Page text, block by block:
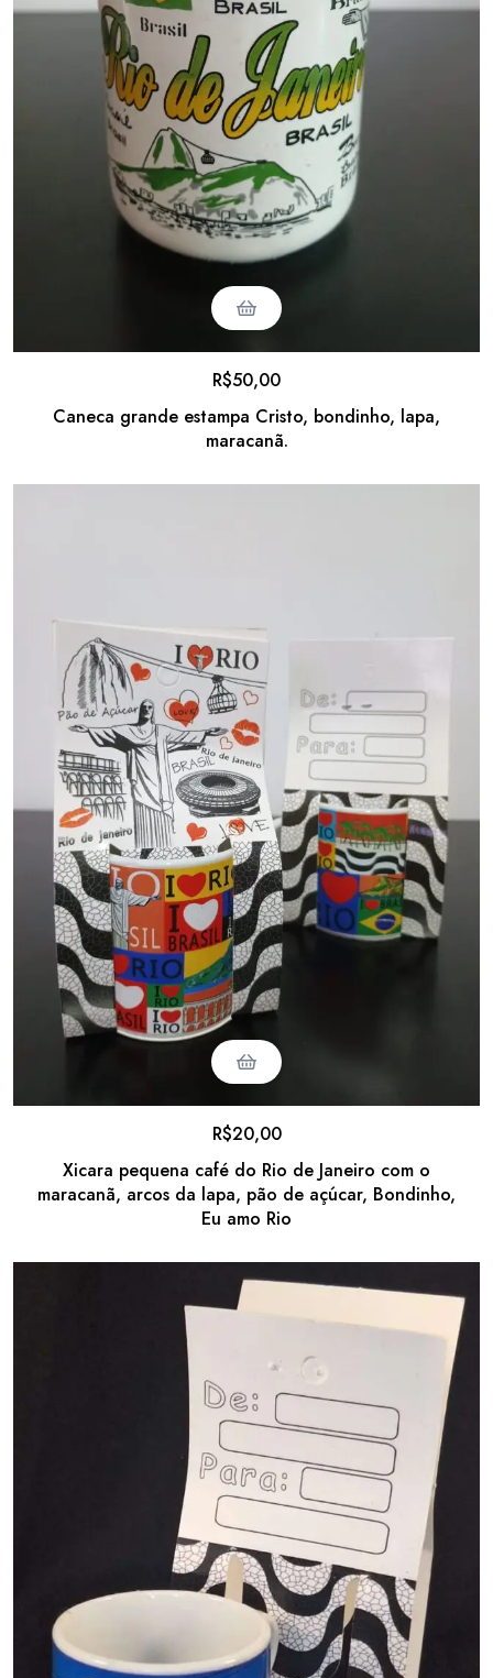
Caneca grande estampa Cristo, bondinho, lapa,
maracanã.
R$50,00
Xicara pequena café do Rio de Janeiro com o
maracanã, arcos da lapa, pão de açúcar, Bondinho,
Eu amo Rio
R$20,00